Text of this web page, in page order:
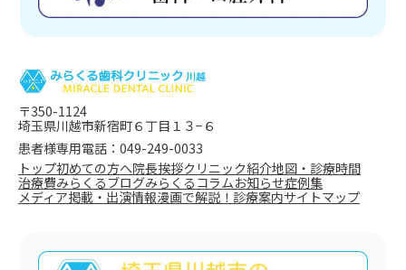
〒350-1124
埼玉県川越市新宿町６丁目１３−６
患者様専用電話：049-249-0033
トップ初めての方へ院長挨拶クリニック紹介地図・診療時間
治療費みらくるブログみらくるコラムお知らせ症例集
メディア掲載・出演情報漫画で解説！ 診療案内サイトマップ